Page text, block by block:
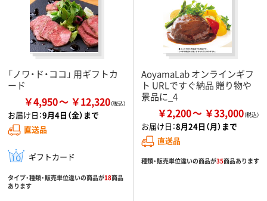
「ノワ・ド・ココ」 用ギフトカ
ード
￥4,950 ￥12,320
お届け日：9月4日（金）まで
直送品
ギフトカード
タイプ・種類・販売単位違いの商品が18商品
あります
AoyamaLab オンラインギフ
ト URLですぐ納品 贈り物や
景品に_4
￥2,200 ￥33,000
お届け日：8月24日（月）まで
直送品
種類・販売単位違いの商品が35商品あります